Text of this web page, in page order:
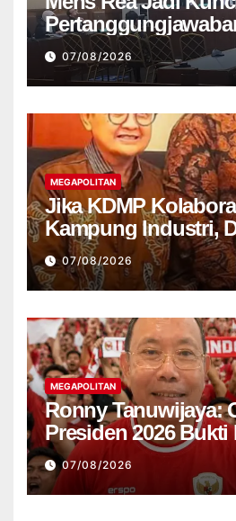
07/08/2026
MEGAPOLITAN
Jika KDMP
Kampung Industri,
Jadi Pusat
07/08/2026
MEGAPOLITAN
Ronny Tanuwijaya:
Presiden 2026 Bukti
Kembali ke Jalur
07/08/2026